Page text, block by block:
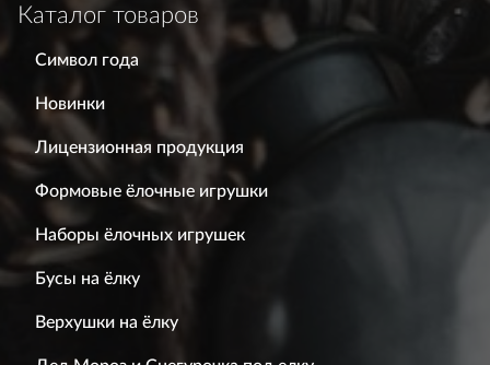
Каталог товаров
Символ года
Новинки
Лицензионная продукция
Формовые ёлочные игрушки
Наборы ёлочных игрушек
Бусы на ёлку
Верхушки на ёлку